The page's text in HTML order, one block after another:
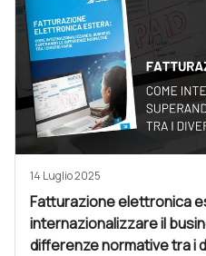
14 Luglio 2025
Fatturazione elettronica
internazionalizzare il
differenze normative tra i